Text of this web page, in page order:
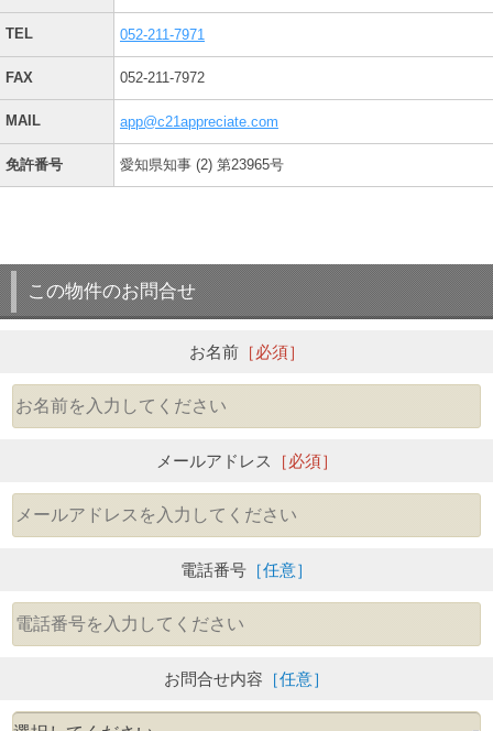
TEL 052-211-7971
FAX 052-211-7972
MAIL app@c21appreciate.com
免許番号 愛知県知事 (2) 第23965号
この物件のお問合せ
お名前［必須］
メールアドレス ［必須］
電話番号 ［任意］
お問合せ内容 ［任意］